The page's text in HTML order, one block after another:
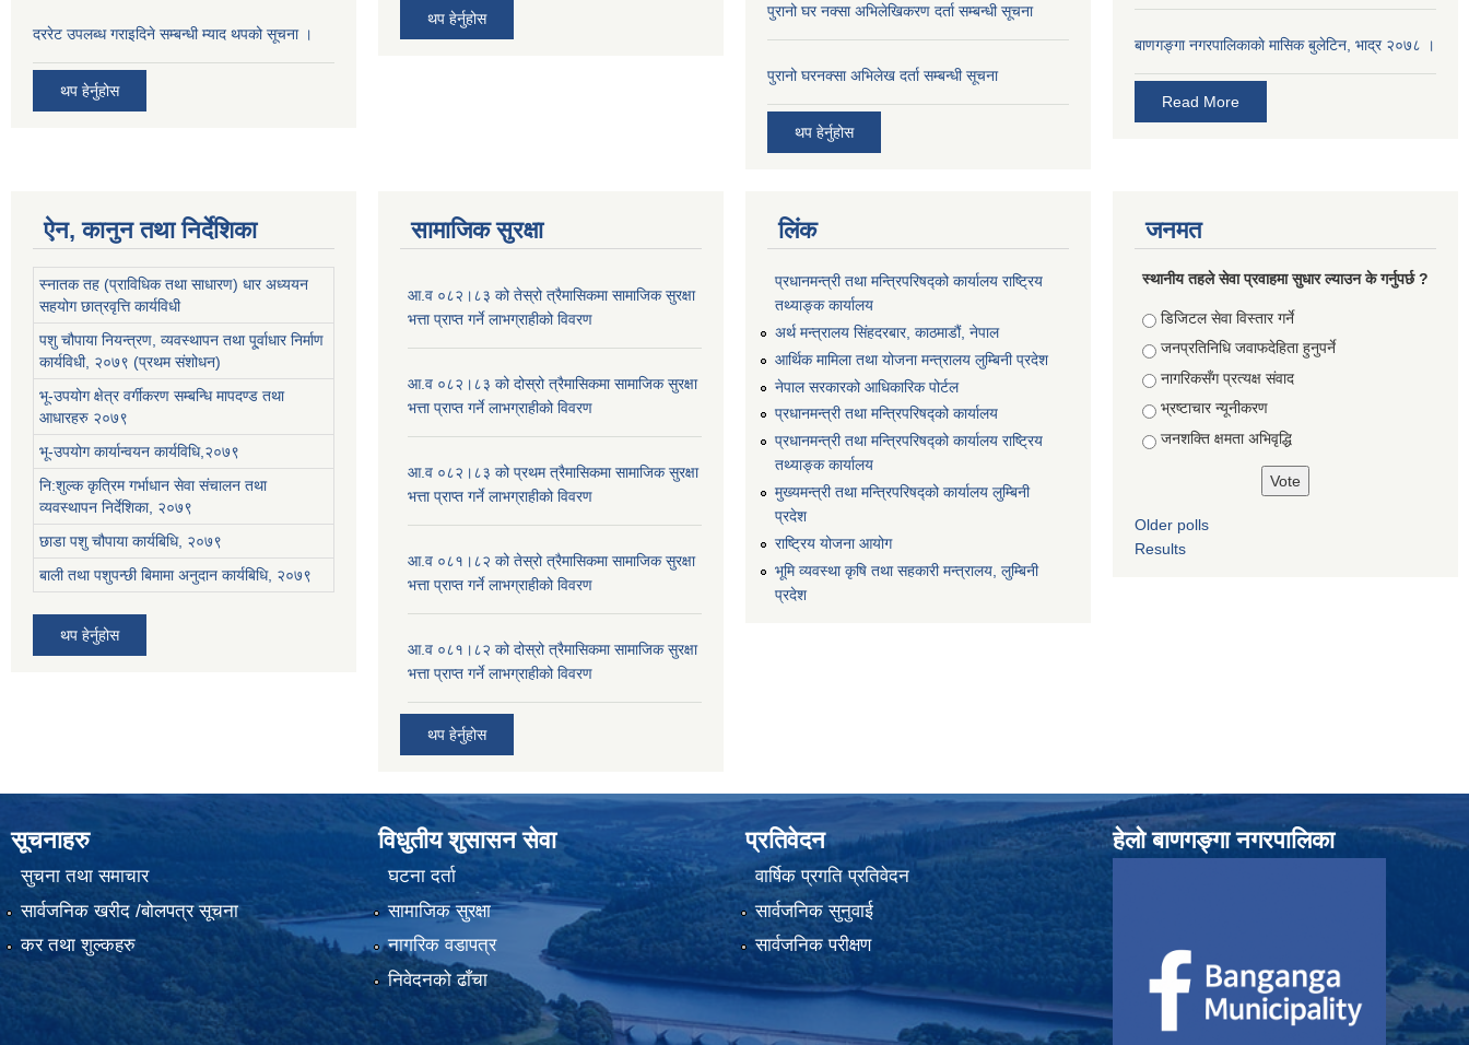
दररेट उपलब्ध गराइदिने सम्बन्धी म्याद थपको सूचना ।
थप हेर्नुहोस
थप हेर्नुहोस पुरानो घर नक्सा अभिलेखिकरण दर्ता सम्बन्धी सूचना
पुरानो घरनक्सा अभिलेख दर्ता सम्बन्धी सूचना
थप हेर्नुहोस
बाणगङ्गा नगरपालिकाकाे मासिक बुलेटिन, भाद्र २०७८ ।
Read More
ऐन, कानुन तथा निर्देशिका
स्नातक तह (प्राविधिक तथा साधारण) धार अध्ययन
सहयोग छात्रवृत्ति कार्यविधी
पशु चौपाया नियन्त्रण, व्यवस्थापन तथा पू्र्वाधार निर्माण
कार्यविधी, २०७९ (प्रथम संशोधन)
भू-उपयोग क्षेत्र वर्गीकरण सम्बन्धि मापदण्ड तथा
आधारहरु २०७९
भू-उपयोग कार्यान्वयन कार्यविधि,२०७९
नि:शुल्क कृत्रिम गर्भाधान सेवा संचालन तथा
व्यवस्थापन निर्देशिका, २०७९
छाडा पशु चौपाया कार्यबिधि, २०७९
बाली तथा पशुपन्छी बिमामा अनुदान कार्यबिधि, २०७९
थप हेर्नुहोस
सामाजिक सुरक्षा
आ.व ०८२।८३ को तेस्रो त्रैमासिकमा सामाजिक सुरक्षा
भत्ता प्राप्त गर्ने लाभग्राहीको विवरण
आ.व ०८२।८३ को दोस्रो त्रैमासिकमा सामाजिक सुरक्षा
भत्ता प्राप्त गर्ने लाभग्राहीको विवरण
आ.व ०८२।८३ को प्रथम त्रैमासिकमा सामाजिक सुरक्षा
भत्ता प्राप्त गर्ने लाभग्राहीको विवरण
आ.व ०८१।८२ को तेस्रो त्रैमासिकमा सामाजिक सुरक्षा
भत्ता प्राप्त गर्ने लाभग्राहीको विवरण
आ.व ०८१।८२ को दोस्रो त्रैमासिकमा सामाजिक सुरक्षा
भत्ता प्राप्त गर्ने लाभग्राहीको विवरण
थप हेर्नुहोस
लिंक
प्रधानमन्त्री तथा मन्त्रिपरिषद्को कार्यालय राष्ट्रिय
तथ्याङ्क कार्यालय
अर्थ मन्त्रालय सिंहदरबार, काठमाडौं, नेपाल
आर्थिक मामिला तथा योजना मन्त्रालय लुम्बिनी प्रदेश
नेपाल सरकारको आधिकारिक पोर्टल
प्रधानमन्त्री तथा मन्त्रिपरिषद्को कार्यालय
प्रधानमन्त्री तथा मन्त्रिपरिषद्को कार्यालय राष्ट्रिय
तथ्याङ्क कार्यालय
मुख्यमन्त्री तथा मन्त्रिपरिषद्को कार्यालय लुम्बिनी
प्रदेश
राष्ट्रिय योजना आयोग
भूमि व्यवस्था कृषि तथा सहकारी मन्त्रालय, लुम्बिनी
प्रदेश
जनमत
स्थानीय तहले सेवा प्रवाहमा सुधार ल्याउन के गर्नुपर्छ ?
Choices
डिजिटल सेवा विस्तार गर्ने
जनप्रतिनिधि जवाफदेहिता हुनुपर्ने
नागरिकसँग प्रत्यक्ष संवाद
भ्रष्टाचार न्यूनीकरण
जनशक्ति क्षमता अभिवृद्धि
Older polls
Results
सूचनाहरु
सुचना तथा समाचार
सार्वजनिक खरीद /बोलपत्र सूचना
कर तथा शुल्कहरु
विधुतीय शुसासन सेवा
घटना दर्ता
सामाजिक सुरक्षा
नागरिक वडापत्र
निवेदनको ढाँचा
प्रतिवेदन
वार्षिक प्रगति प्रतिवेदन
सार्वजनिक सुनुवाई
सार्वजनिक परीक्षण
हेलाे बाणगङ्गा नगरपालिका